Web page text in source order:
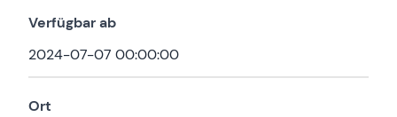
Verfügbar ab
2024-07-07 00:00:00
Ort